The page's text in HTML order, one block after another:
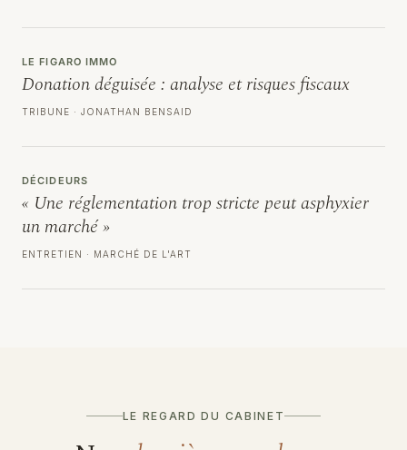
LE FIGARO IMMO
Donation déguisée : analyse et risques fiscaux
TRIBUNE · JONATHAN BENSAID
DÉCIDEURS
« Une réglementation trop stricte peut asphyxier
un marché »
ENTRETIEN · MARCHÉ DE L'ART
LE REGARD DU CABINET